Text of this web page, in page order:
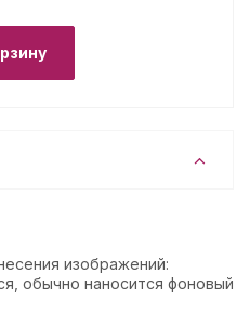
изображений:
обычно наносится фоновый